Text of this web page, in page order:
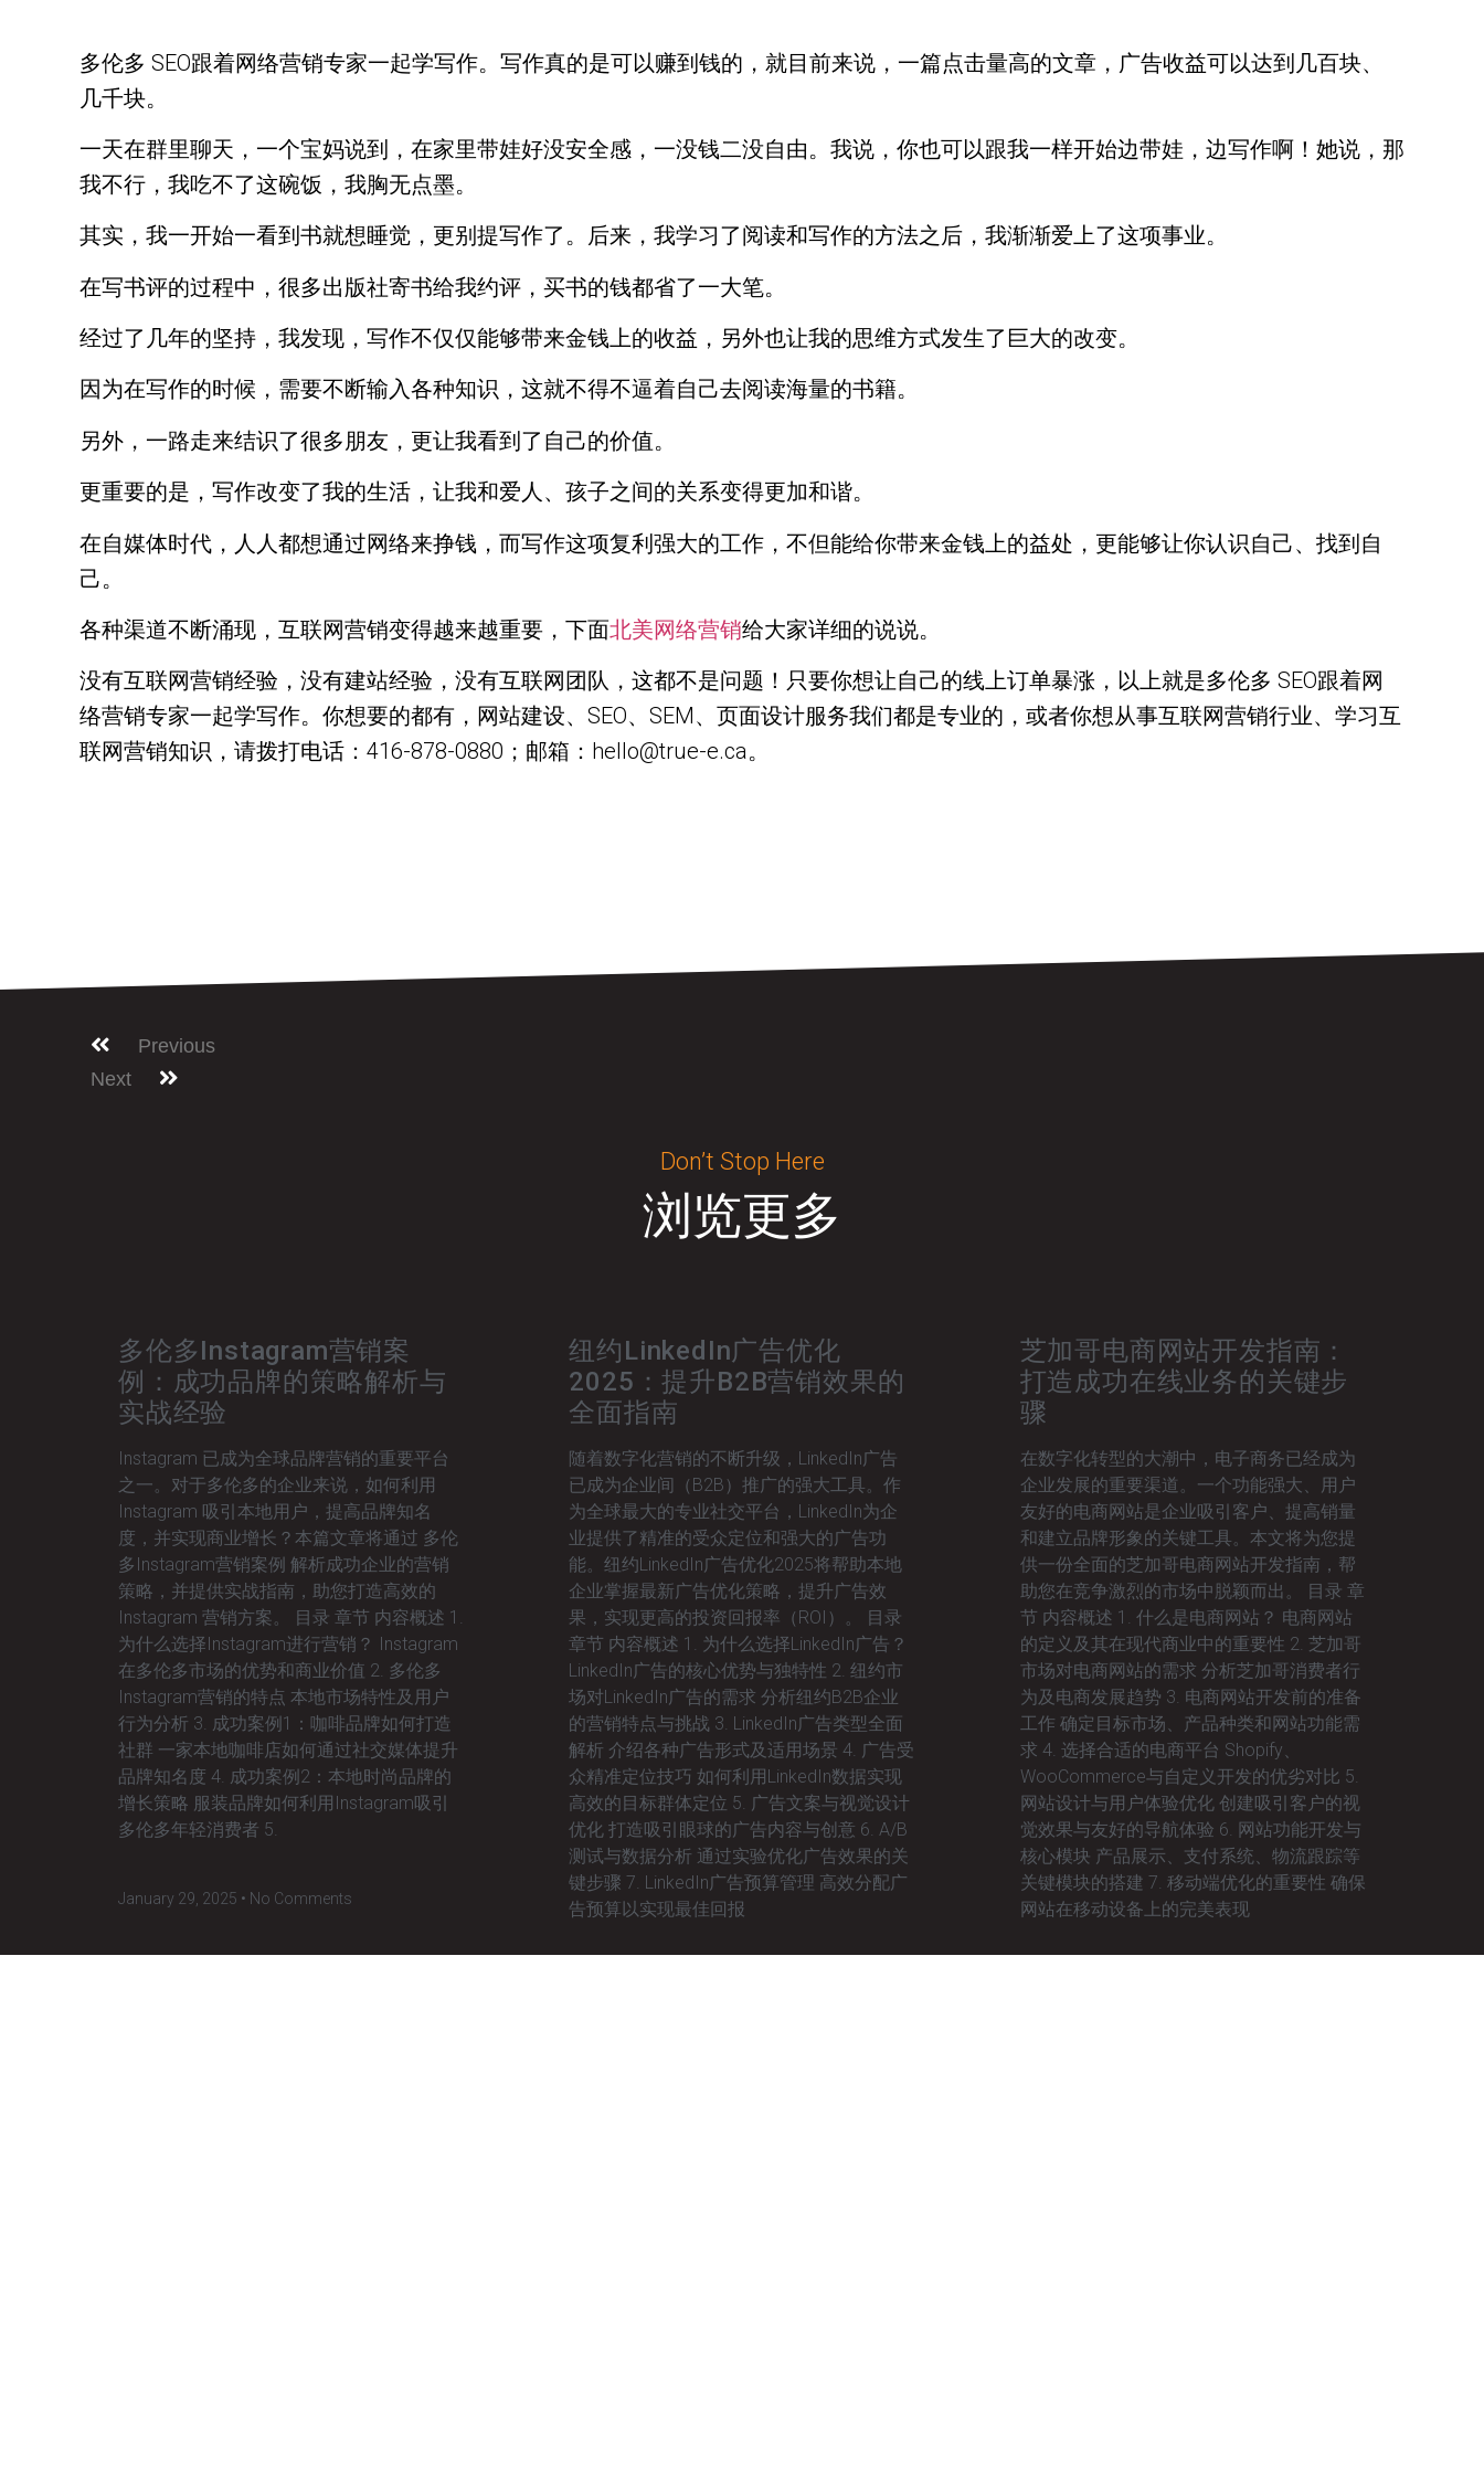
多伦多 SEO跟着网络营销专家一起学写作。写作真的是可以赚到钱的，就目前来说，一篇点击量高的文章，广告收益可以达到几百块、
几千块。
一天在群里聊天，一个宝妈说到，在家里带娃好没安全感，一没钱二没自由。我说，你也可以跟我一样开始边带娃，边写作啊！她说，那
我不行，我吃不了这碗饭，我胸无点墨。
其实，我一开始一看到书就想睡觉，更别提写作了。后来，我学习了阅读和写作的方法之后，我渐渐爱上了这项事业。
在写书评的过程中，很多出版社寄书给我约评，买书的钱都省了一大笔。
经过了几年的坚持，我发现，写作不仅仅能够带来金钱上的收益，另外也让我的思维方式发生了巨大的改变。
因为在写作的时候，需要不断输入各种知识，这就不得不逼着自己去阅读海量的书籍。
另外，一路走来结识了很多朋友，更让我看到了自己的价值。
更重要的是，写作改变了我的生活，让我和爱人、孩子之间的关系变得更加和谐。
在自媒体时代，人人都想通过网络来挣钱，而写作这项复利强大的工作，不但能给你带来金钱上的益处，更能够让你认识自己、找到自
己。
各种渠道不断涌现，互联网营销变得越来越重要，下面北美网络营销给大家详细的说说。
没有互联网营销经验，没有建站经验，没有互联网团队，这都不是问题！只要你想让自己的线上订单暴涨，以上就是多伦多 SEO跟着网
络营销专家一起学写作。你想要的都有，网站建设、SEO、SEM、页面设计服务我们都是专业的，或者你想从事互联网营销行业、学习互
联网营销知识，请拨打电话：416-878-0880；邮箱：hello@true-e.ca。
Previous
Next
Don’t Stop Here
浏览更多
多伦多Instagram营销案
例：成功品牌的策略解析与
实战经验
Instagram 已成为全球品牌营销的重要平台
之一。对于多伦多的企业来说，如何利用
Instagram 吸引本地用户，提高品牌知名
度，并实现商业增长？本篇文章将通过 多伦
多Instagram营销案例 解析成功企业的营销
策略，并提供实战指南，助您打造高效的
Instagram 营销方案。 目录 章节 内容概述 1.
为什么选择Instagram进行营销？ Instagram
在多伦多市场的优势和商业价值 2. 多伦多
Instagram营销的特点 本地市场特性及用户
行为分析 3. 成功案例1：咖啡品牌如何打造
社群 一家本地咖啡店如何通过社交媒体提升
品牌知名度 4. 成功案例2：本地时尚品牌的
增长策略 服装品牌如何利用Instagram吸引
多伦多年轻消费者 5.
January 29, 2025 No Comments
纽约LinkedIn广告优化
2025：提升B2B营销效果的
全面指南
随着数字化营销的不断升级，LinkedIn广告
已成为企业间（B2B）推广的强大工具。作
为全球最大的专业社交平台，LinkedIn为企
业提供了精准的受众定位和强大的广告功
能。纽约LinkedIn广告优化2025将帮助本地
企业掌握最新广告优化策略，提升广告效
果，实现更高的投资回报率（ROI）。 目录
章节 内容概述 1. 为什么选择LinkedIn广告？
LinkedIn广告的核心优势与独特性 2. 纽约市
场对LinkedIn广告的需求 分析纽约B2B企业
的营销特点与挑战 3. LinkedIn广告类型全面
解析 介绍各种广告形式及适用场景 4. 广告受
众精准定位技巧 如何利用LinkedIn数据实现
高效的目标群体定位 5. 广告文案与视觉设计
优化 打造吸引眼球的广告内容与创意 6. A/B
测试与数据分析 通过实验优化广告效果的关
键步骤 7. LinkedIn广告预算管理 高效分配广
告预算以实现最佳回报
芝加哥电商网站开发指南：
打造成功在线业务的关键步
骤
在数字化转型的大潮中，电子商务已经成为
企业发展的重要渠道。一个功能强大、用户
友好的电商网站是企业吸引客户、提高销量
和建立品牌形象的关键工具。本文将为您提
供一份全面的芝加哥电商网站开发指南，帮
助您在竞争激烈的市场中脱颖而出。 目录 章
节 内容概述 1. 什么是电商网站？ 电商网站
的定义及其在现代商业中的重要性 2. 芝加哥
市场对电商网站的需求 分析芝加哥消费者行
为及电商发展趋势 3. 电商网站开发前的准备
工作 确定目标市场、产品种类和网站功能需
求 4. 选择合适的电商平台 Shopify、
WooCommerce与自定义开发的优劣对比 5.
网站设计与用户体验优化 创建吸引客户的视
觉效果与友好的导航体验 6. 网站功能开发与
核心模块 产品展示、支付系统、物流跟踪等
关键模块的搭建 7. 移动端优化的重要性 确保
网站在移动设备上的完美表现